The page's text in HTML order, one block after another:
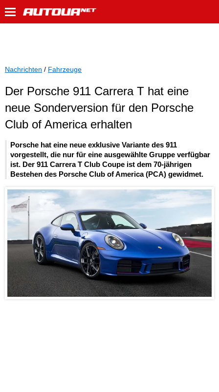
Nachrichten / Fahrzeuge
Der Porsche 911 Carrera T hat eine
neue Sonderversion für den Porsche
Club of America erhalten
Porsche hat eine neue exklusive Variante des 911
vorgestellt, die nur für eine ausgewählte Gruppe verfügbar
ist. Der 911 Carrera T Club Coupe ist dem 70-jährigen
Bestehen des Porsche Club of America (PCA) gewidmet.